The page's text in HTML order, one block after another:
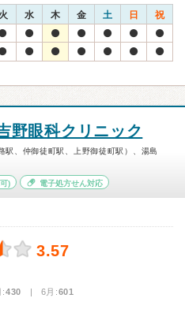
火 水 木 金 土 日 祝
野眼科クリニック
駅、仲御徒町駅、上野御徒町駅）、湯島
) 電子処方せん対応
3.57
:430 | 6月:601